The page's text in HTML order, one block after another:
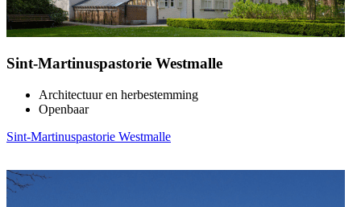
Sint-Martinuspastorie Westmalle
Architectuur en herbestemming
Openbaar
Sint-Martinuspastorie Westmalle